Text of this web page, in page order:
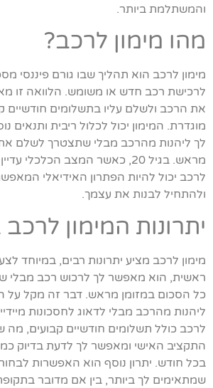
והמשתלמת ביותר.
מהו מימון לרכב?
מימון לרכב הוא תהליך שבו גורם פיננסי
לרכישת רכב חדש או משומש. הלוואה זו
את הרכב ולשלם עליו בתשלומים חודשיים
מוגדרת. המימון יכול לכלול ריבית ותנאים
לך ליהנות מהרכב מבלי שתצטרך לשלם
מראש. בגיל 20, כאשר המצב הכלכלי
לרכב יכול להיות הפתרון האידיאלי
ולהתחיל לבנות את עצמך.
יתרונות המימון לרכב
ראשית, הוא מאפשר לך לרכוש רכב
כל הסכום במזומן מראש. דבר זה מקל על
ליהנות מהרכב מבלי לדאוג לחסכונות
לרכב כולל תשלומים חודשיים קבועים, מה
התקציב האישי ומאפשר לך לדעת בדיוק
בכל חודש. יתרון נוסף הוא האפשרות
שמתאימים לך ביותר, בין אם מדובר